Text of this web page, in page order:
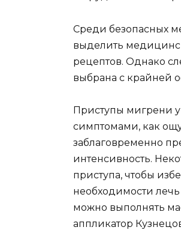
Среди безопасных
выделить
рецептов. Однако
выбрана с крайней
Приступы мигрени
симптомами, как
заблаговременно
интенсивность.
приступа, чтобы
необходимости
можно выполнять
аппликатор